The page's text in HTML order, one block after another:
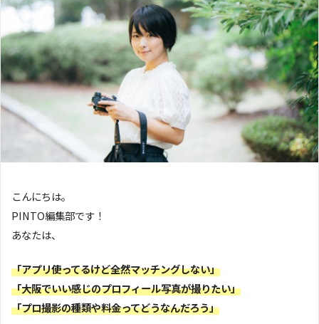
こんにちは。
PINTO編集部です！
あなたは、
「アプリ使ってるけど全然マッチングしない」
「大阪でいい感じのプロフィール写真が撮りたい」
「プロ撮影の種類や料金ってどうなんだろう」